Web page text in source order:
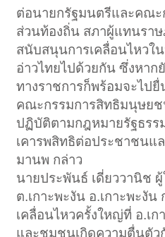
ต่อนายกรัฐมนตรีและคณะ
ส่วนท้องถิ่น สภาผู้แทนรา
สนับสนุนการเคลื่อนไหวใ
อ่าวไทยไปด้วยกัน ซึ่งหาก
ทางราชการก็พร้อมจะไป
คณะกรรมการสิทธิมนุษยช
ปฏิบัติตามกฎหมายรัฐธร
เคารพสิทธิต่อประชาชนแ
มานพ กล่าว
นายประพันธ์ เดี่ยววานิช
ต.เกาะพะงัน อ.เกาะพะงัน
เคลื่อนไหวครั้งใหญ่ที่ อ.เ
และชุมชนเกิดความตื่นตั